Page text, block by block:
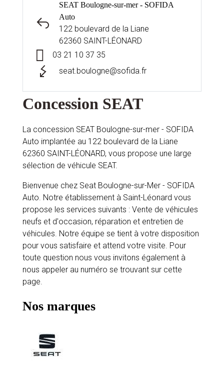
SEAT Boulogne-sur-mer - SOFIDA
Auto
122 boulevard de la Liane
62360 SAINT-LÉONARD
03 21 10 37 35
seat.boulogne@sofida.fr
Concession SEAT
La concession SEAT Boulogne-sur-mer - SOFIDA
Auto implantée au 122 boulevard de la Liane
62360 SAINT-LÉONARD, vous propose une large
sélection de véhicule SEAT.
Bienvenue chez Seat Boulogne-sur-Mer - SOFIDA
Auto. Notre établissement à Saint-Léonard vous
propose les services suivants : Vente de véhicules
neufs et d'occasion, réparation et entretien de
véhicules. Notre équipe se tient à votre disposition
pour vous satisfaire et attend votre visite. Pour
toute question nous vous invitons également à
nous appeler au numéro se trouvant sur cette
page.
Nos marques